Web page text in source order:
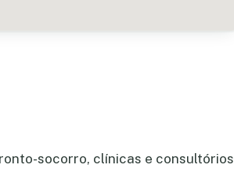
socorro, clínicas e consultórios